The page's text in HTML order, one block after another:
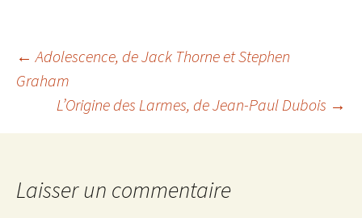
Navigation
des
← Adolescence, de Jack Thorne et Stephen
Graham
L’Origine des Larmes, de Jean-Paul Dubois →
Laisser un commentaire